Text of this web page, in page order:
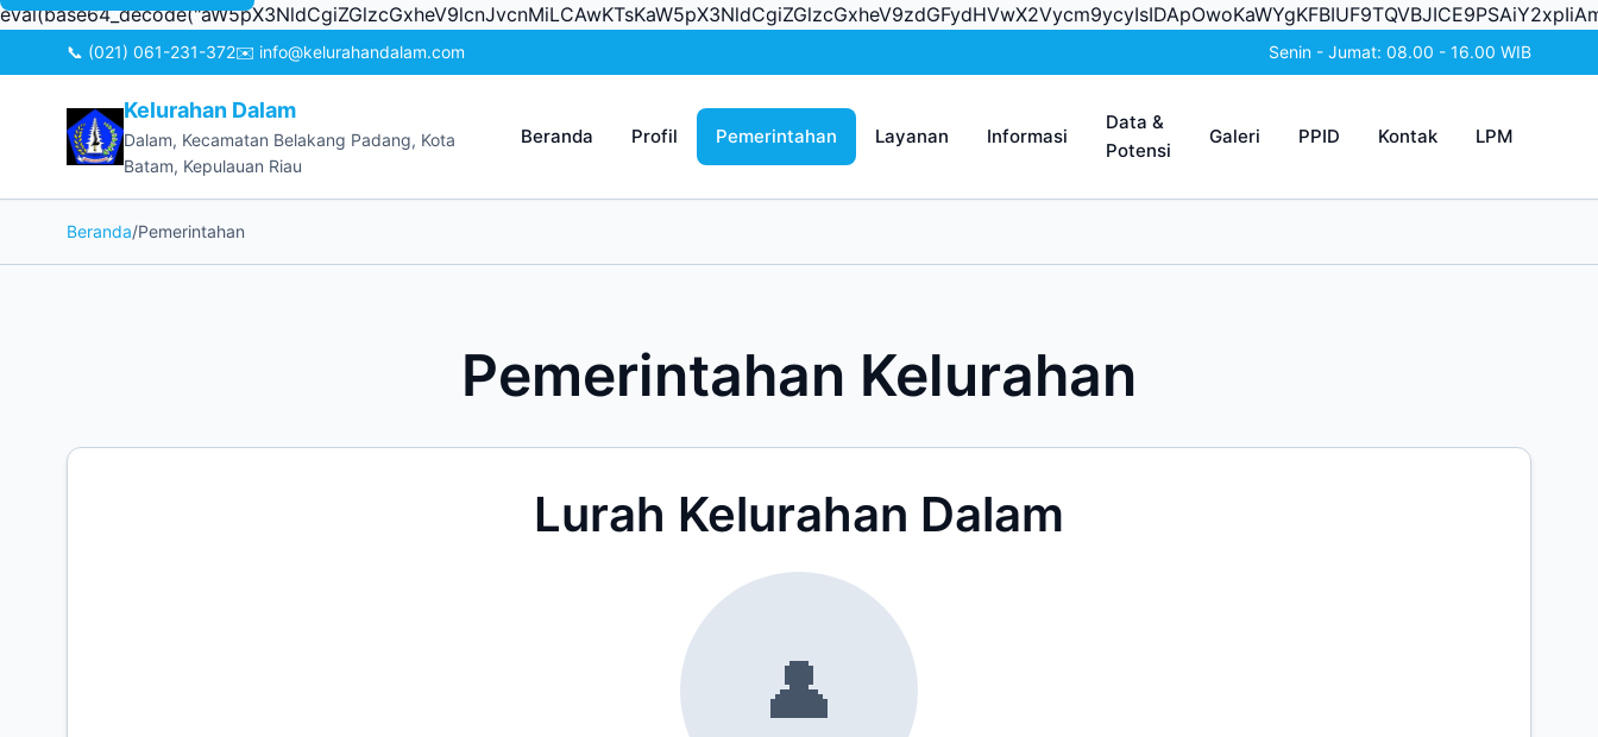
📞 (021) 061-231-372✉️ info@kelurahandalam.com Senin - Jumat: 08.00 - 16.00 WIB
Kelurahan Dalam
Dalam, Kecamatan Belakang Padang, Kota
Batam, Kepulauan Riau
Beranda Profil Pemerintahan Layanan Informasi
Data &
Potensi
Galeri PPID Kontak LPM
Beranda/Pemerintahan
Pemerintahan Kelurahan
Lurah Kelurahan Dalam
👤